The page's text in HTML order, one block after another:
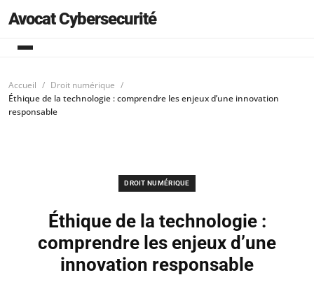
Avocat Cybersecurité
Accueil
Droit numérique
Éthique de la technologie : comprendre les enjeux d’une innovation
responsable
DROIT NUMÉRIQUE
Éthique de la technologie :
comprendre les enjeux d’une
innovation responsable